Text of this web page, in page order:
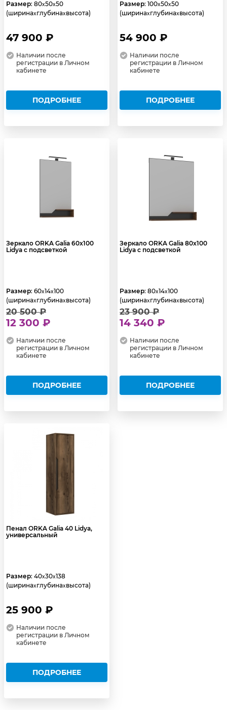
Размер: 80x50x50
(ширинаxглубинаxвысота)
47 900 ₽
Наличии после
регистрации в Личном
кабинете
ПОДРОБНЕЕ
Размер: 100x50x50
(ширинаxглубинаxвысота)
54 900 ₽
Наличии после
регистрации в Личном
кабинете
ПОДРОБНЕЕ
Зеркало ORKA Galia 60x100
Lidya с подсветкой
Размер: 60x14x100
(ширинаxглубинаxвысота)
20 500 ₽
12 300 ₽
Наличии после
регистрации в Личном
кабинете
ПОДРОБНЕЕ
Зеркало ORKA Galia 80x100
Lidya с подсветкой
Размер: 80x14x100
(ширинаxглубинаxвысота)
23 900 ₽
14 340 ₽
Наличии после
регистрации в Личном
кабинете
ПОДРОБНЕЕ
Пенал ORKA Galia 40 Lidya,
универсальный
Размер: 40x30x138
(ширинаxглубинаxвысота)
25 900 ₽
Наличии после
регистрации в Личном
кабинете
ПОДРОБНЕЕ